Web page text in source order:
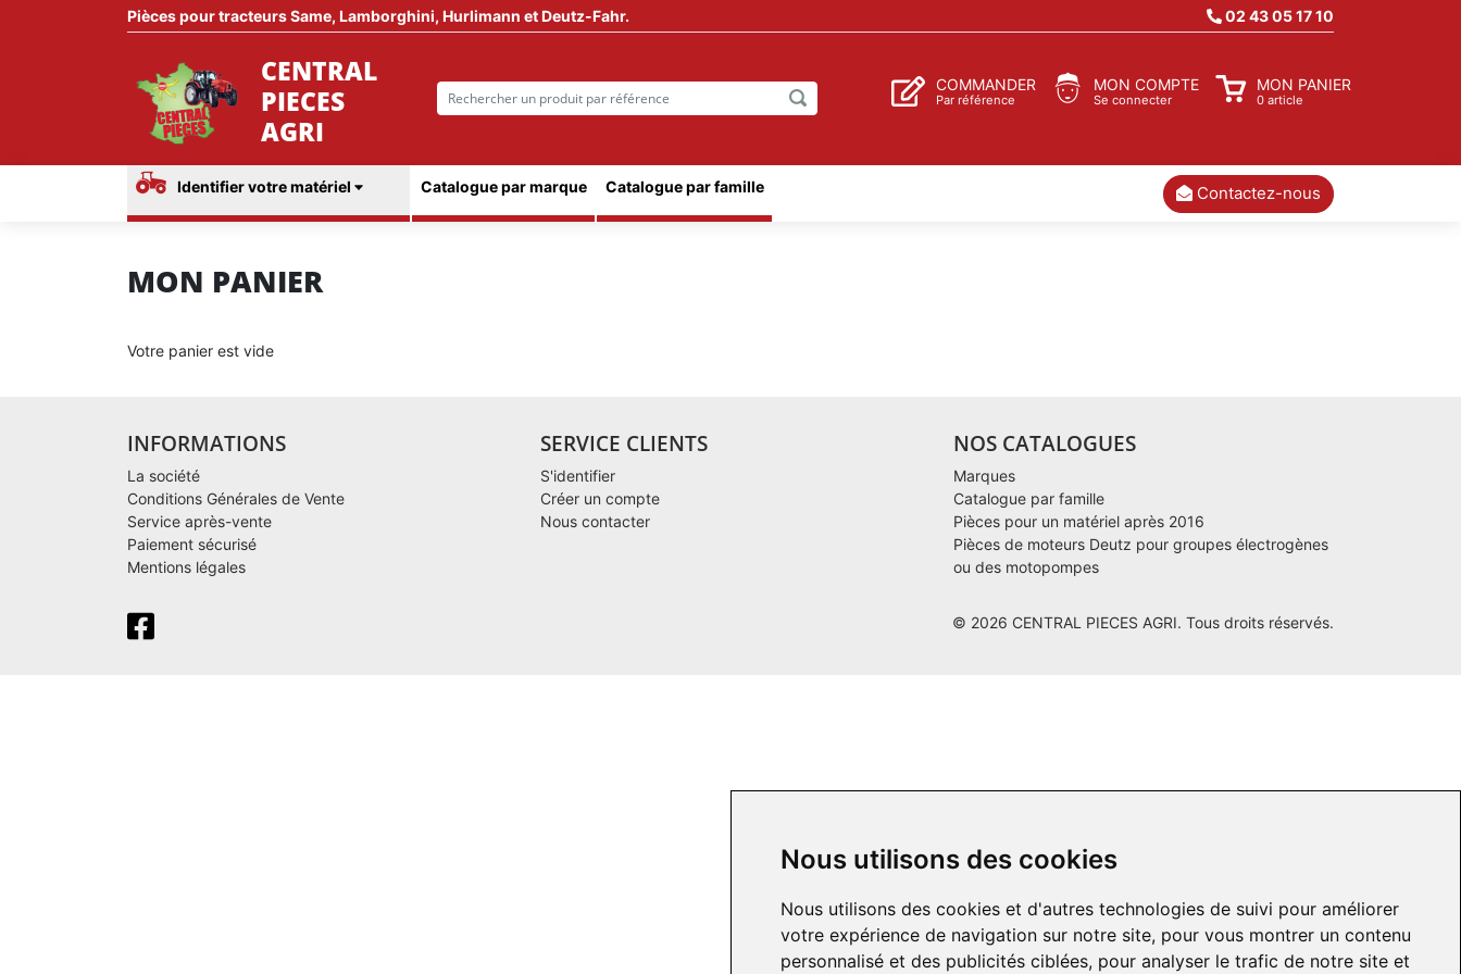
Nous utilisons des cookies
Nous utilisons des cookies et d'autres technologies de suivi pour améliorer
votre expérience de navigation sur notre site, pour vous montrer un contenu
personnalisé et des publicités ciblées, pour analyser le trafic de notre site et
Pièces pour tracteurs Same, Lamborghini, Hurlimann et Deutz-Fahr. 02 43 05 17 10
CENTRAL
PIECES
AGRI
COMMANDER
Par référence
MON COMPTE
Se connecter
MON PANIER
0 article
Identifier votre matériel Catalogue par marque Catalogue par famille Contactez-nous
MON PANIER
Votre panier est vide
INFORMATIONS
La société
Conditions Générales de Vente
Service après-vente
Paiement sécurisé
Mentions légales
SERVICE CLIENTS
S'identifier
Créer un compte
Nous contacter
NOS CATALOGUES
Marques
Catalogue par famille
Pièces pour un matériel après 2016
Pièces de moteurs Deutz pour groupes électrogènes
ou des motopompes
© 2026 CENTRAL PIECES AGRI. Tous droits réservés.